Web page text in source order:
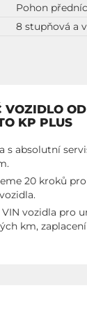
Pohon
8 stupňová a
VOZIDLO OD
KP PLUS
s absolutní
20 kroků
vozidla pro
km, zaplacení